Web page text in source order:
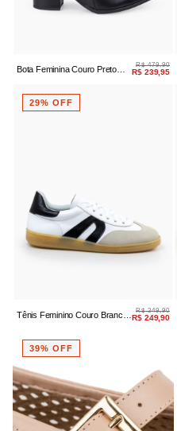
Bota Feminina Couro Preto
R$ 479,90
R$ 239,95
29% OFF
Tênis Feminino Couro Branco
R$ 349,90
R$ 249,90
39% OFF